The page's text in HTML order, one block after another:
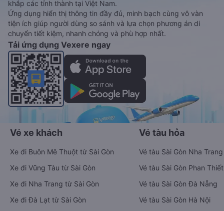
khắp các tỉnh thành tại Việt Nam.
Ứng dụng hiển thị thông tin đầy đủ, minh bạch cùng vô vàn
tiện ích giúp người dùng so sánh và lựa chọn phương án di
chuyển tiết kiệm, nhanh chóng và phù hợp nhất.
Tải ứng dụng Vexere ngay
Vé xe khách
Xe đi Buôn Mê Thuột từ Sài Gòn
Xe đi Vũng Tàu từ Sài Gòn
Xe đi Nha Trang từ Sài Gòn
Xe đi Đà Lạt từ Sài Gòn
Vé tàu hỏa
Vé tàu Sài Gòn Nha Trang
Vé tàu Sài Gòn Phan Thiết
Vé tàu Sài Gòn Đà Nẵng
Vé tàu Sài Gòn Hà Nội